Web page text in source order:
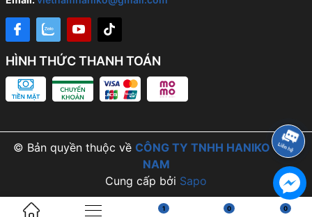
HÌNH THỨC THANH TOÁN
© Bản quyền thuộc về CÔNG TY TNHH HANIKO VIỆT
NAM
Cung cấp bởi Sapo
1 0 0